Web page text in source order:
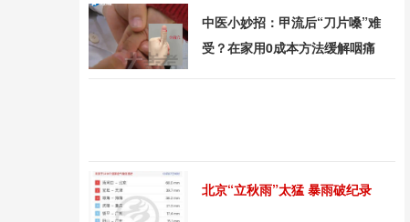
中医小妙招：甲流后“刀片嗓”难
受？在家用0成本方法缓解咽痛
北京“立秋雨”太猛 暴雨破纪录